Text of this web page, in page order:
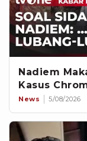
Nadiem
Kasus
News 5/08/2026